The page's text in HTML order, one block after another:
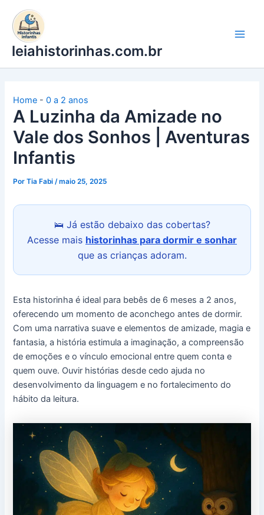
para
conteúdo
leiahistorinhas.com.br
Home -0 a 2 anos
A Luzinha da Amizade no
Vale dos Sonhos | Aventuras
Infantis
PorTia Fabi/maio 25, 2025
🛌 Já estão debaixo das cobertas?
Acesse mais historinhas para dormir e sonhar
que as crianças adoram.
Esta historinha é ideal para bebês de 6 meses a 2 anos,
oferecendo um momento de aconchego antes de dormir.
Com uma narrativa suave e elementos de amizade, magia e
fantasia, a história estimula a imaginação, a compreensão
de emoções e o vínculo emocional entre quem conta e
quem ouve. Ouvir histórias desde cedo ajuda no
desenvolvimento da linguagem e no fortalecimento do
hábito da leitura.